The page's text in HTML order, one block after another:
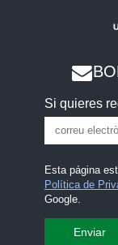
Si quieres
Esta página
Política de
Google.